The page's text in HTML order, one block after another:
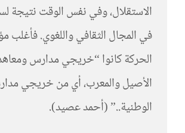
الاستقلال، وفي نفس الوقت نتيجة
في المجال الثقافي واللغوي.
الحركة كانوا “خريجي مدارس
الأصيل والمعرب، أي من خريجي
الوطنية..” (أحمد عصيد).